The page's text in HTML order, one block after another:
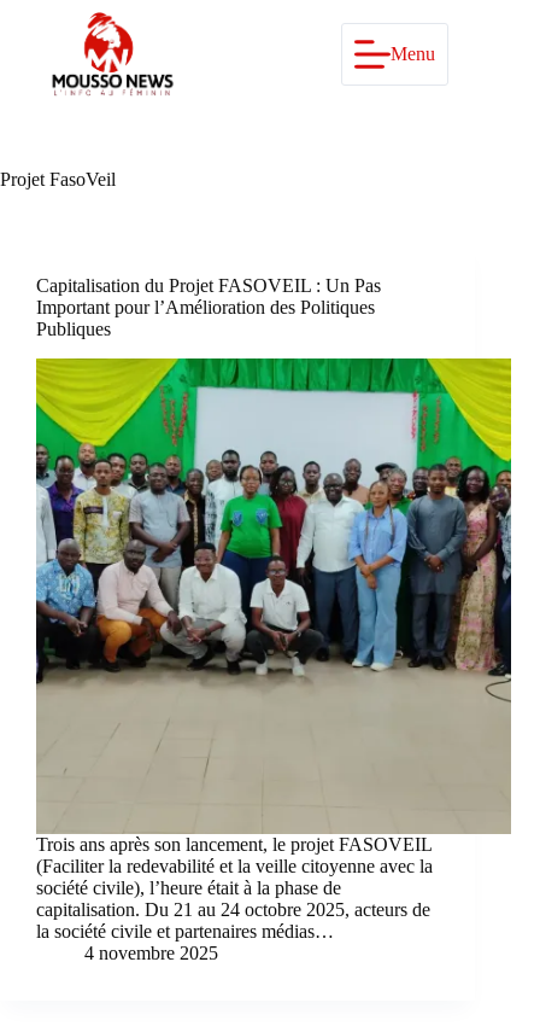
Menu
Projet FasoVeil
Capitalisation du Projet FASOVEIL : Un Pas
Important pour l’Amélioration des Politiques
Publiques
Trois ans après son lancement, le projet FASOVEIL
(Faciliter la redevabilité et la veille citoyenne avec la
société civile), l’heure était à la phase de
capitalisation. Du 21 au 24 octobre 2025, acteurs de
la société civile et partenaires médias…
4 novembre 2025